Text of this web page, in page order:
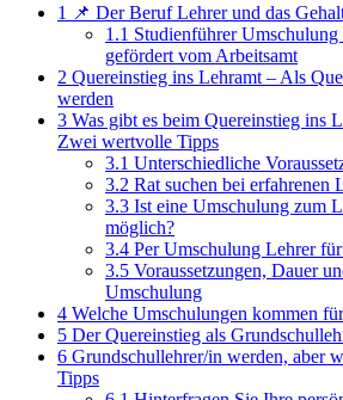
1
📌 Der Beruf Lehrer und das
1.1 Studienführer
gefördert vom Arbeitsamt
2 Quereinstieg ins Lehramt – Als
werden
3 Was gibt es beim Quereinstieg ins
Zwei wertvolle Tipps
3.1 Unterschiedliche
3.2 Rat suchen bei erfahrenen
3.3 Ist eine Umschulung zum
möglich?
3.4 Per Umschulung Lehrer
3.5 Voraussetzungen, Dauer
Umschulung
4 Welche Umschulungen kommen
5 Der Quereinstieg als
6 Grundschullehrer/in werden, aber
Tipps